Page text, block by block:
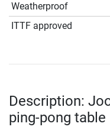
Weatherproof
ITTF approved
Description:
ping-pong table